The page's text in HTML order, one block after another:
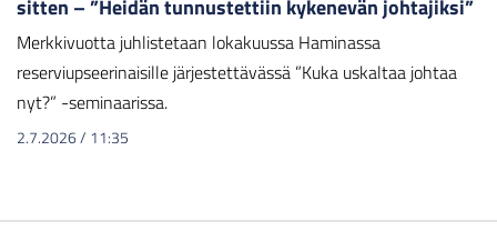
sitten – ”Heidän tunnustettiin kykenevän johtajiksi”
Merkkivuotta juhlistetaan lokakuussa Haminassa
reserviupseerinaisille järjestettävässä ”Kuka uskaltaa johtaa
nyt?” -seminaarissa.
2.7.2026/ 11:35